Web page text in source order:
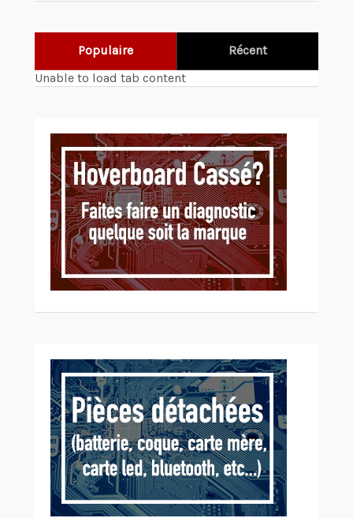
Populaire
Récent
Unable to load tab content